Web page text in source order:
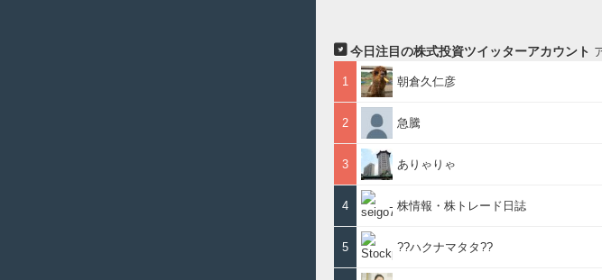
今日注目の株式投資ツイッターアカウント
1 朝倉久仁彦
2 急騰
3 ありゃりゃ
4 株情報・株トレード日誌
5 ??ハクナマタタ??